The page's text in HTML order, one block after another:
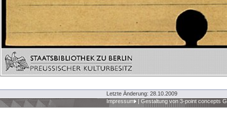
Letzte Änderung: 28.10.2009
Impressum
| Gestaltung von 3-point concepts